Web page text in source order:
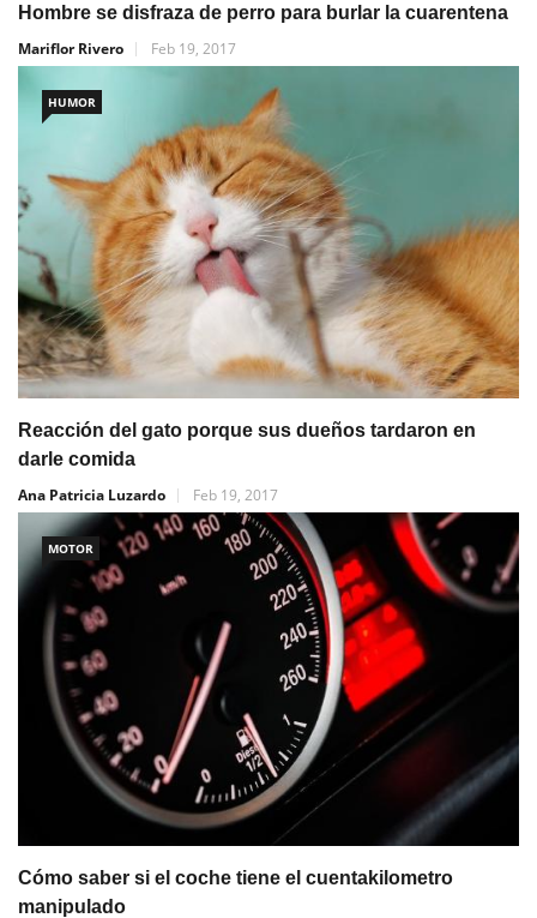
Hombre se disfraza de perro para burlar la cuarentena
Mariflor Rivero
Feb 19, 2017
HUMOR
Reacción del gato porque sus dueños tardaron en
darle comida
Ana Patricia Luzardo
Feb 19, 2017
MOTOR
Cómo saber si el coche tiene el cuentakilometro
manipulado